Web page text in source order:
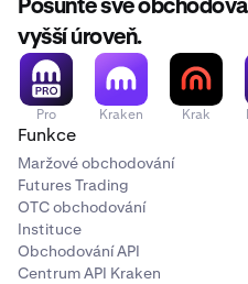
Posuňte své
vyšší úroveň.
Pro Kraken Krak
Funkce
Maržové obchodování
Futures Trading
OTC obchodování
Instituce
Obchodování API
Centrum API Kraken